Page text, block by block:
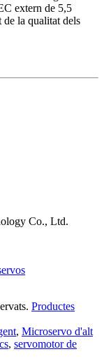
extern de 5,5
la qualitat dels
Co., Ltd.
Productes
, Microservo d'alt
, servomotor de